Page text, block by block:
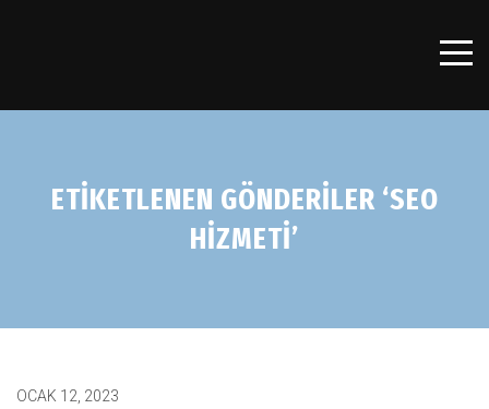
ETIKETLENEN GÖNDERILER ‘SEO
HIZMETI’
OCAK 12, 2023